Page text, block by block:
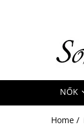
Táskák és retikülök
NŐK
Home /